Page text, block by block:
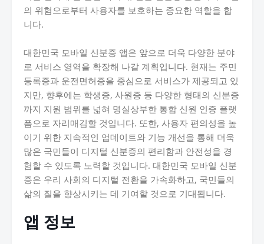
의 위험으로부터 사용자를 보호하는 중요한 역할을 합
니다.
대한민국 모바일 신분증 앱은 앞으로 더욱 다양한 분야
로 서비스 영역을 확장해 나갈 계획입니다. 현재는 주민
등록증과 운전면허증을 중심으로 서비스가 제공되고 있
지만, 향후에는 학생증, 사원증 등 다양한 형태의 신분증
까지 지원 범위를 넓혀 명실상부한 통합 신원 인증 플랫
폼으로 자리매김할 것입니다. 또한, 사용자 편의성을 높
이기 위한 지속적인 업데이트와 기능 개선을 통해 더욱
많은 국민들이 디지털 신분증의 편리함과 안전성을 경
험할 수 있도록 노력할 것입니다. 대한민국 모바일 신분
증은 우리 사회의 디지털 전환을 가속화하고, 국민들의
삶의 질을 향상시키는 데 기여할 것으로 기대됩니다.
앱 정보